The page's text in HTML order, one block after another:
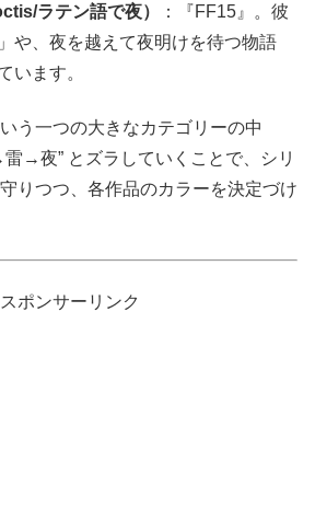
ラテン語で夜）
：『FF15』。彼
や、夜を越えて夜明けを待つ物語
います。
う一つの大きなカテゴリーの中
→夜” とズラしていくことで、シリ
りつつ、各作品のカラーを決定づけ
スポンサーリンク